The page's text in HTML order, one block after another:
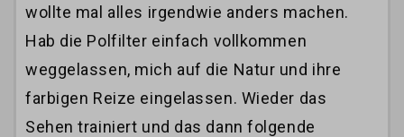
wollte mal alles irgendwie anders machen.
Hab die Polfilter einfach vollkommen
weggelassen, mich auf die Natur und ihre
farbigen Reize eingelassen. Wieder das
Sehen trainiert und das dann folgende